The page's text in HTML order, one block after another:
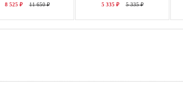
8 525 ₽ 11 650 ₽ 5 335 ₽ 5 335 ₽